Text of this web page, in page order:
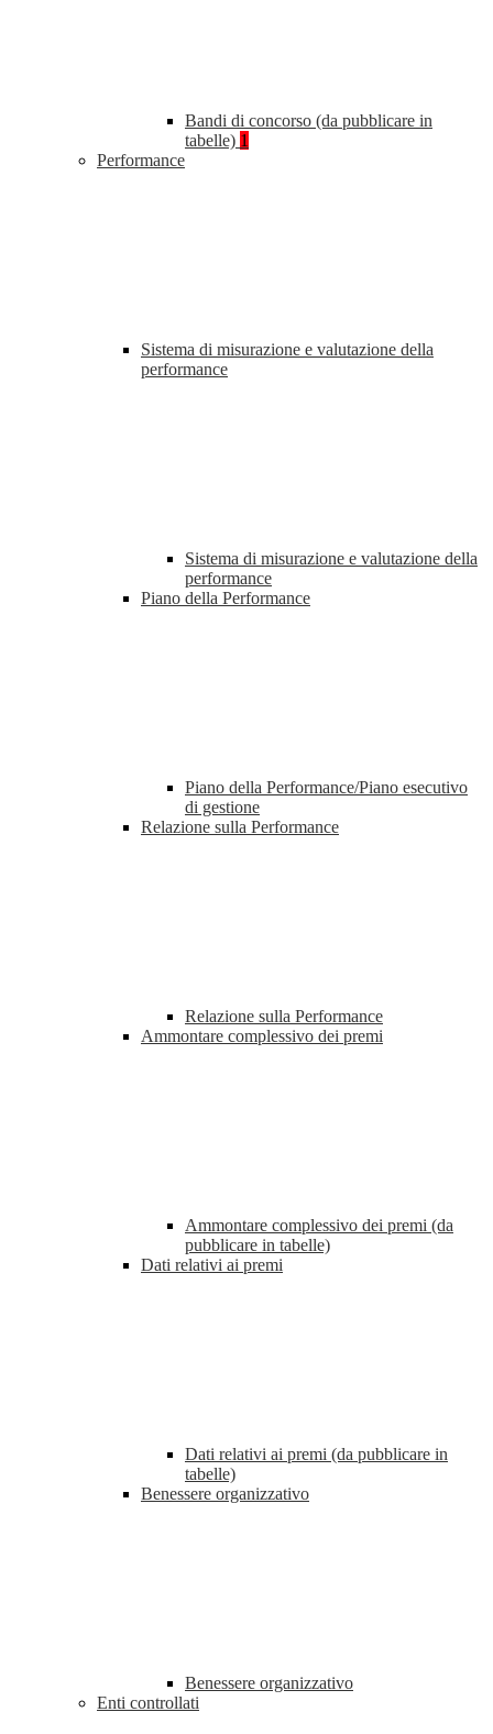
Bandi di concorso (da pubblicare in
tabelle) 1
Performance
Sistema di misurazione e valutazione della
performance
Sistema di misurazione e valutazione della
performance
Piano della Performance
Piano della Performance/Piano esecutivo
di gestione
Relazione sulla Performance
Relazione sulla Performance
Ammontare complessivo dei premi
Ammontare complessivo dei premi (da
pubblicare in tabelle)
Dati relativi ai premi
Dati relativi ai premi (da pubblicare in
tabelle)
Benessere organizzativo
Benessere organizzativo
Enti controllati